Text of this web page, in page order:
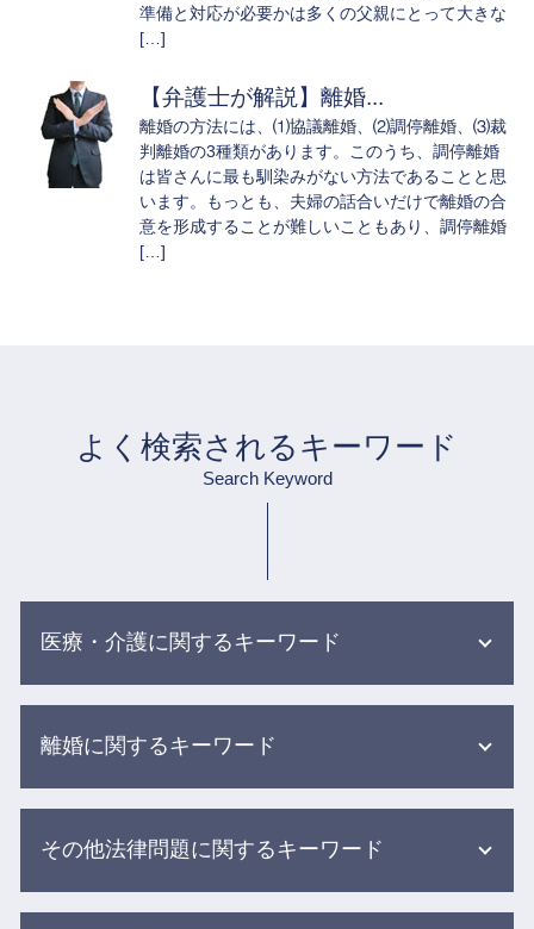
準備と対応が必要かは多くの父親にとって大きな
[…]
【弁護士が解説】離婚...
離婚の方法には、⑴協議離婚、⑵調停離婚、⑶裁
判離婚の3種類があります。このうち、調停離婚
は皆さんに最も馴染みがない方法であることと思
います。もっとも、夫婦の話合いだけで離婚の合
意を形成することが難しいこともあり、調停離婚
[…]
よく検索されるキーワード
Search Keyword
医療・介護に関するキーワード
医療事故 刑事事件
医療事故 訴訟
院内 感染 医療事故
医療事故 医療過誤 医療ミス 違い
医療過誤 不可抗力
離婚に関するキーワード
協議離婚 離婚届
不倫 離婚 慰謝料 相場
その他法律問題に関するキーワード